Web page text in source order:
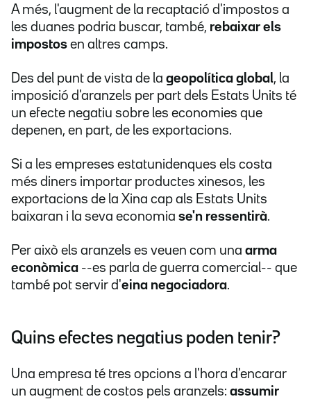
A més, l'augment de la recaptació d'impostos a
les duanes podria buscar, també, rebaixar els
impostos en altres camps.
Des del punt de vista de la geopolítica global, la
imposició d'aranzels per part dels Estats Units té
un efecte negatiu sobre les economies que
depenen, en part, de les exportacions.
Si a les empreses estatunidenques els costa
més diners importar productes xinesos, les
exportacions de la Xina cap als Estats Units
baixaran i la seva economia se'n ressentirà.
Per això els aranzels es veuen com una arma
econòmica --es parla de guerra comercial-- que
també pot servir d'eina negociadora.
Quins efectes negatius poden tenir?
Una empresa té tres opcions a l'hora d'encarar
un augment de costos pels aranzels: assumir